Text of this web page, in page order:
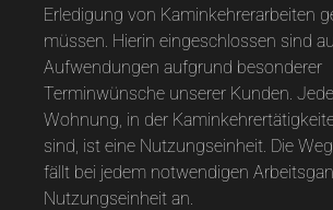
Erledigung von Kaminkehrerarbeiten
müssen. Hierin eingeschlossen sind
Aufwendungen aufgrund besonderer
Terminwünsche unserer Kunden.
Wohnung, in der
sind, ist eine Nutzungseinheit. Die
fällt bei jedem notwendigen
Nutzungseinheit an.